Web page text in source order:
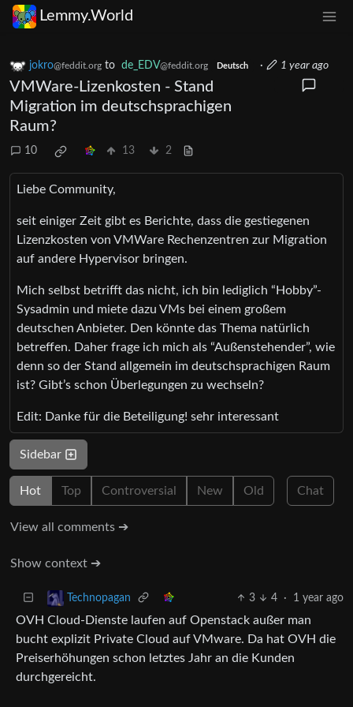
Lemmy.World
jokro@feddit.org to de_EDV@feddit.org Deutsch · 1 year ago
VMWare-Lizenkosten - Stand
Migration im deutschsprachigen
Raum?
10 13 2
Liebe Community,
seit einiger Zeit gibt es Berichte, dass die gestiegenen
Lizenzkosten von VMWare Rechenzentren zur Migration
auf andere Hypervisor bringen.
Mich selbst betrifft das nicht, ich bin lediglich “Hobby”-
Sysadmin und miete dazu VMs bei einem großem
deutschen Anbieter. Den könnte das Thema natürlich
betreffen. Daher frage ich mich als “Außenstehender”, wie
denn so der Stand allgemein im deutschsprachigen Raum
ist? Gibt’s schon Überlegungen zu wechseln?
Edit: Danke für die Beteiligung! sehr interessant
Sidebar
Hot Top Controversial New Old Chat
View all comments ➔
Show context ➔
Technopagan 3 4 · 1 year ago
OVH Cloud-Dienste laufen auf Openstack außer man
bucht explizit Private Cloud auf VMware. Da hat OVH die
Preiserhöhungen schon letztes Jahr an die Kunden
durchgereicht.